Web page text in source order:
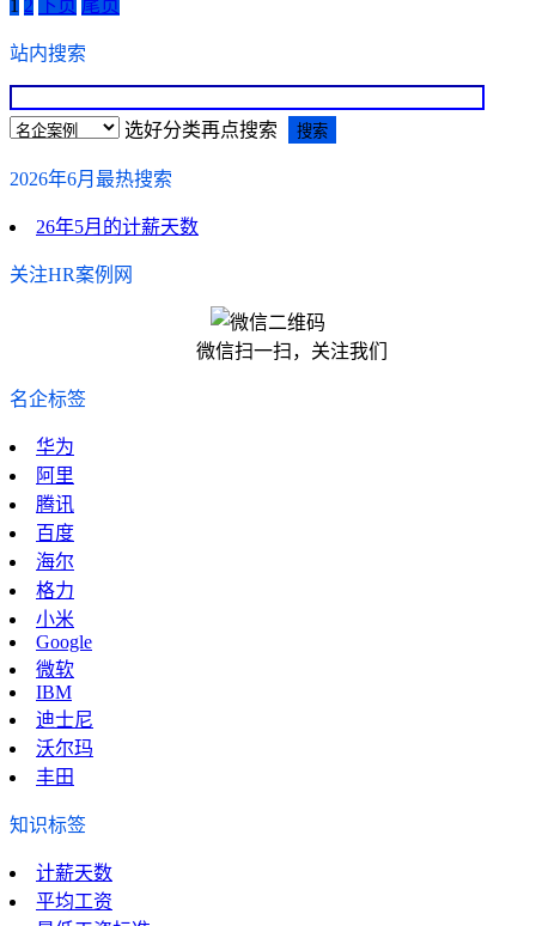
1 2 下页 尾页
站内搜索
选好分类再点搜索
2026年6月最热搜索
26年5月的计薪天数
关注HR案例网
微信扫一扫，关注我们
名企标签
华为
阿里
腾讯
百度
海尔
格力
小米
Google
微软
IBM
迪士尼
沃尔玛
丰田
知识标签
计薪天数
平均工资